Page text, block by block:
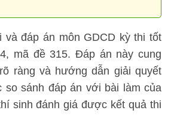
và đáp án môn GDCD kỳ thi tốt
mã đề 315. Đáp án này cung
ràng và hướng dẫn giải quyết
so sánh đáp án với bài làm của
sinh đánh giá được kết quả thi